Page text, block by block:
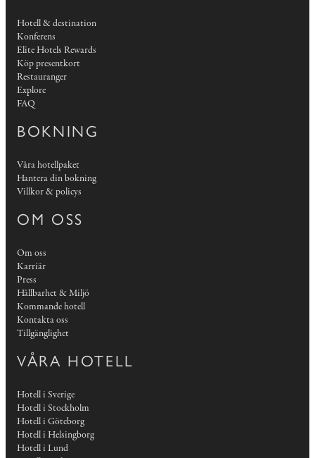
Hotell & destination
Konferens
Elite Hotels Rewards
Köp presentkort
Restauranger
Explore
FAQ
BOKNING
Våra hotellpaket
Hantera din bokning
Villkor & policys
OM OSS
Om oss
Karriär
Press
Hållbarhet & Miljö
Kommande hotell
Kontakta oss
Tillgänglighet
VÅRA HOTELL
Hotell i Sverige
Hotell i Stockholm
Hotell i Göteborg
Hotell i Helsingborg
Hotell i Lund